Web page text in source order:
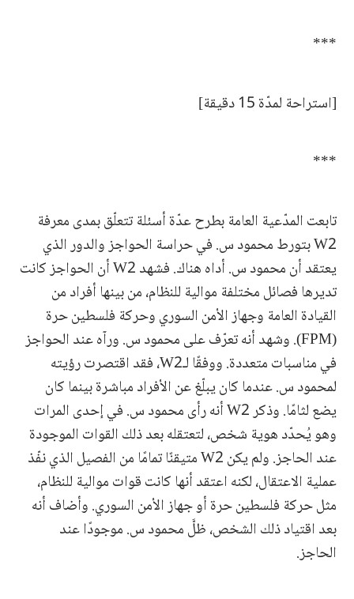
***
[استراحة لمدّة 15 دقيقة]
***
تابعت المدّعية العامة بطرح عدّة أسئلة تتعلّق بمدى معرفة
W2 بتورط محمود س. في حراسة الحواجز والدور الذي
يعتقد أن محمود س. أداه هناك. فشهد W2 أن الحواجز كانت
تديرها فصائل مختلفة موالية للنظام، من بينها أفراد من
القيادة العامة وجهاز الأمن السوري وحركة فلسطين حرة
(FPM). وشهد أنه تعرّف على محمود س. ورآه عند الحواجز
في مناسبات متعددة. ووفقًا لـW2، فقد اقتصرت رؤيته
لمحمود س. عندما كان يبلّغ عن الأفراد مباشرة بينما كان
يضع لثامًا. وذكر W2 أنه رأى محمود س. في إحدى المرات
وهو يُحدّد هوية شخص، لتعتقله بعد ذلك القوات الموجودة
عند الحاجز. ولم يكن W2 متيقنًا تمامًا من الفصيل الذي نفّذ
عملية الاعتقال، لكنه اعتقد أنها كانت قوات موالية للنظام،
مثل حركة فلسطين حرة أو جهاز الأمن السوري. وأضاف أنه
بعد اقتياد ذلك الشخص، ظلَّ محمود س. موجودًا عند
الحاجز.